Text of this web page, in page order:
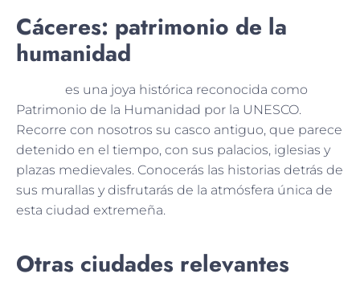
Cáceres: patrimonio de la
humanidad
es una joya histórica reconocida como
Patrimonio de la Humanidad por la UNESCO.
Recorre con nosotros su casco antiguo, que parece
detenido en el tiempo, con sus palacios, iglesias y
plazas medievales. Conocerás las historias detrás de
sus murallas y disfrutarás de la atmósfera única de
esta ciudad extremeña.
Otras ciudades relevantes